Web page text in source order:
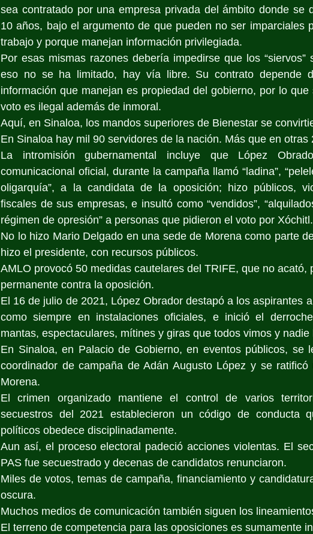
sea contratado por una empresa privada del ámbito donde se
10 años, bajo el argumento de que pueden no ser imparciales
trabajo y porque manejan información privilegiada.
Por esas mismas razones debería impedirse que los
eso no se ha limitado, hay vía libre. Su contrato depende
información que manejan es propiedad del gobierno, por lo
voto es ilegal además de inmoral.
Aquí, en Sinaloa, los mandos superiores de Bienestar se
En Sinaloa hay mil 90 servidores de la nación. Más que en otras
La intromisión gubernamental incluye que López
comunicacional oficial, durante la campaña llamó “ladina”,
oligarquía”, a la candidata de la oposición; hizo públicos,
fiscales de sus empresas, e insultó como “vendidos”,
régimen de opresión” a personas que pidieron el voto por Xóchitl.
No lo hizo Mario Delgado en una sede de Morena como parte
hizo el presidente, con recursos públicos.
AMLO provocó 50 medidas cautelares del TRIFE, que no acató,
permanente contra la oposición.
El 16 de julio de 2021, López Obrador destapó a los aspirantes
como siempre en instalaciones oficiales, e inició el
mantas, espectaculares, mítines y giras que todos vimos y
En Sinaloa, en Palacio de Gobierno, en eventos públicos, se
coordinador de campaña de Adán Augusto López y se
Morena.
El crimen organizado mantiene el control de varios
secuestros del 2021 establecieron un código de conducta
políticos obedece disciplinadamente.
Aun así, el proceso electoral padeció acciones violentas. El
PAS fue secuestrado y decenas de candidatos renunciaron.
Miles de votos, temas de campaña, financiamiento y
oscura.
Muchos medios de comunicación también siguen los
El terreno de competencia para las oposiciones es sumamente